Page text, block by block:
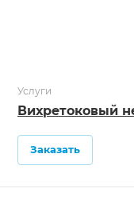
Услуги
Вихретоковый
Заказать